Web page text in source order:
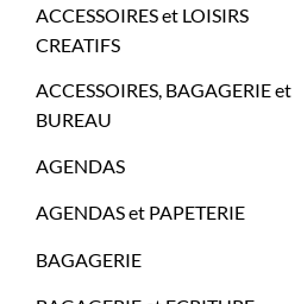
ACCESSOIRES et LOISIRS
CREATIFS
ACCESSOIRES, BAGAGERIE et
BUREAU
AGENDAS
AGENDAS et PAPETERIE
BAGAGERIE